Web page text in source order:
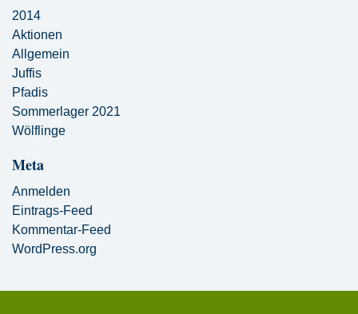
2014
Aktionen
Allgemein
Juffis
Pfadis
Sommerlager 2021
Wölflinge
Meta
Anmelden
Eintrags-Feed
Kommentar-Feed
WordPress.org